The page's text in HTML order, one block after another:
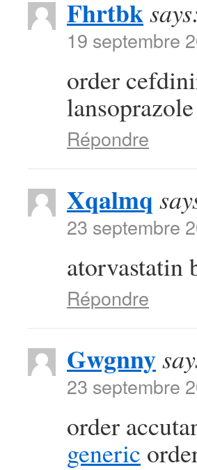
Fhrtbk
19 septembre
order
Répondre
Xqalmq
23 septembre
atorvastatin
Répondre
Gwgnny
23 septembre
order
generic